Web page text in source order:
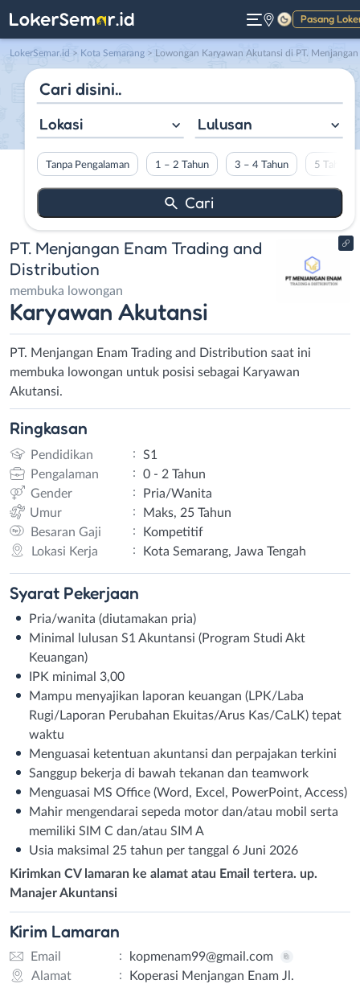
Pasang
Gelap
LokerSemar.id > Kota Semarang > Lowongan Karyawan Akutansi di PT. Menjangan Enam Trading and Distribution
Lokasi Lulusan
Tanpa Pengalaman 1 – 2 Tahun 3 – 4 Tahun 5 Tahun
PT. Menjangan Enam Trading and
Distribution
membuka lowongan
Karyawan Akutansi
PT. Menjangan Enam Trading and Distribution saat ini
membuka lowongan untuk posisi sebagai Karyawan
Akutansi.
Ringkasan
Pendidikan :
S1
Pengalaman
:
0 - 2 Tahun
Gender
:
Pria/Wanita
Umur
:
Maks, 25 Tahun
Besaran Gaji
:
Kompetitif
Lokasi Kerja
: Kota Semarang, Jawa Tengah
Syarat Pekerjaan
Pria/wanita (diutamakan pria)
Minimal lulusan S1 Akuntansi (Program Studi Akt
Keuangan)
IPK minimal 3,00
Mampu menyajikan laporan keuangan (LPK/Laba
Rugi/Laporan Perubahan Ekuitas/Arus Kas/CaLK) tepat
waktu
Menguasai ketentuan akuntansi dan perpajakan terkini
Sanggup bekerja di bawah tekanan dan teamwork
Menguasai MS Office (Word, Excel, PowerPoint, Access)
Mahir mengendarai sepeda motor dan/atau mobil serta
memiliki SIM C dan/atau SIM A
Usia maksimal 25 tahun per tanggal 6 Juni 2026
Kirimkan CV lamaran ke alamat atau Email tertera. up.
Manajer Akuntansi
Kirim Lamaran
Email :
kopmenam99@gmail.com
Alamat
:
Koperasi Menjangan Enam Jl.